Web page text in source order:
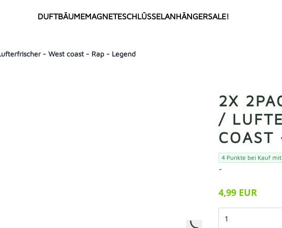
DUFTBÄUME
ALLE
Internationale Memes
MAGNETESCHLÜSSELANHÄNGERSALE!
- West coast - Rap - Legend
2X
/
4 Punkte bei Kauf
-
4,99 EUR